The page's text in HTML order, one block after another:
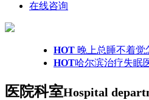
在线咨询
HOT 晚上总睡不着觉
HOT哈尔滨治疗失眠
医院科室Hospital